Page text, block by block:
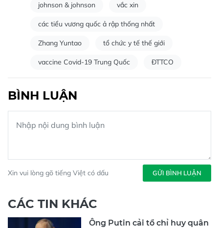
johnson & johnson vắc xin
các tiểu vương quốc ả rập thống nhất
Zhang Yuntao tổ chức y tế thế giới
vaccine Covid-19 Trung Quốc ĐTTCO
BÌNH LUẬN
Xin vui lòng gõ tiếng Việt có dấu GỬI BÌNH LUẬN
CÁC TIN KHÁC
Ông Putin cải tổ chỉ huy quân